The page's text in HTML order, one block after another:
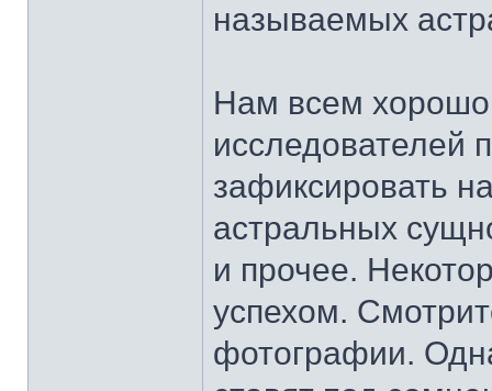
называемых
Нам всем хорошо
исследователей
зафиксировать
астральных
и прочее.
успехом.
фотографии.